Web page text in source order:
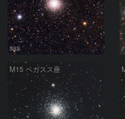
sss
M15 ペガスス座